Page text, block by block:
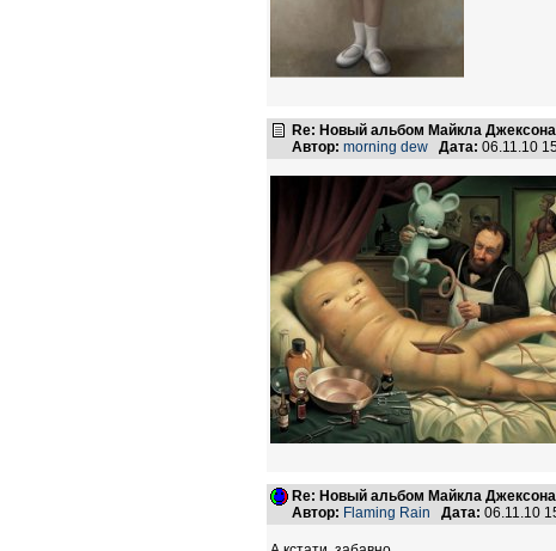
Re: Новый альбом Майкла
Автор: morning dew Дата: 06.11.10
Re: Новый альбом Майкла
Автор: Flaming Rain Дата: 06.11.10